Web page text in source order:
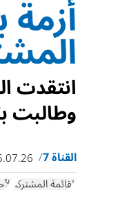
انتقدت
وطالبت
القناة 7
9:59
القائمة المشتركة